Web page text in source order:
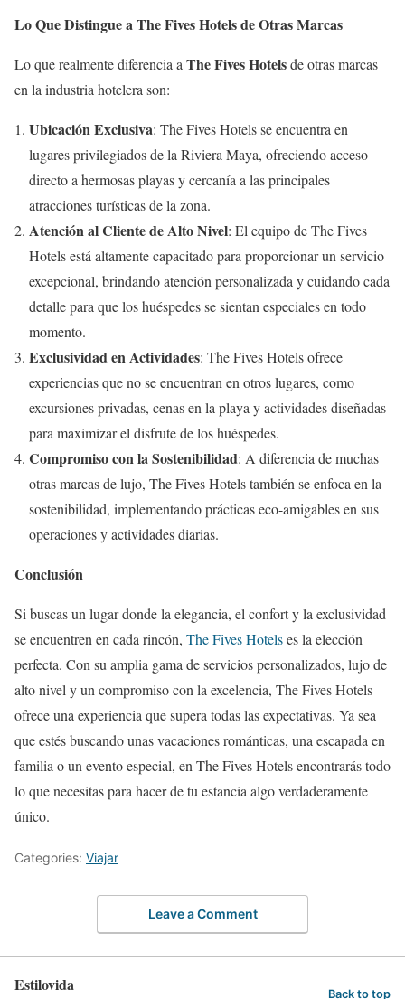
Lo Que Distingue a The Fives Hotels de Otras Marcas
Lo que realmente diferencia a The Fives Hotelsde otras marcas
en la industria hotelera son:
Ubicación Exclusiva: The Fives Hotels se encuentra en
lugares privilegiados de la Riviera Maya, ofreciendo acceso
directo a hermosas playas y cercanía a las principales
atracciones turísticas de la zona.
Atención al Cliente de Alto Nivel: El equipo de The Fives
Hotels está altamente capacitado para proporcionar un servicio
excepcional, brindando atención personalizada y cuidando cada
detalle para que los huéspedes se sientan especiales en todo
momento.
Exclusividad en Actividades: The Fives Hotels ofrece
experiencias que no se encuentran en otros lugares, como
excursiones privadas, cenas en la playa y actividades diseñadas
para maximizar el disfrute de los huéspedes.
Compromiso con la Sostenibilidad: A diferencia de muchas
otras marcas de lujo, The Fives Hotels también se enfoca en la
sostenibilidad, implementando prácticas eco-amigables en sus
operaciones y actividades diarias.
Conclusión
Si buscas un lugar donde la elegancia, el confort y la exclusividad
se encuentren en cada rincón, The Fives Hotelses la elección
perfecta. Con su amplia gama de servicios personalizados, lujo de
alto nivel y un compromiso con la excelencia, The Fives Hotels
ofrece una experiencia que supera todas las expectativas. Ya sea
que estés buscando unas vacaciones románticas, una escapada en
familia o un evento especial, en The Fives Hotels encontrarás todo
lo que necesitas para hacer de tu estancia algo verdaderamente
único.
Categories: Viajar
Leave a Comment
Estilovida Back to top